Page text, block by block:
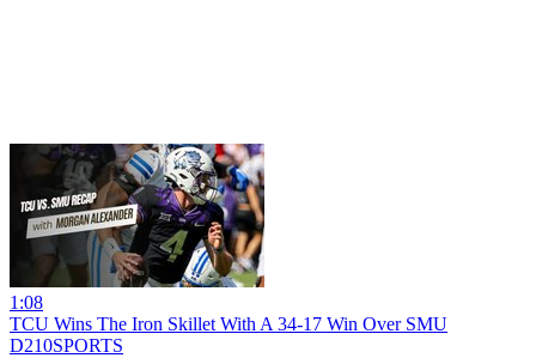
1:08
TCU Wins The Iron Skillet With A 34-17 Win Over SMU
D210SPORTS